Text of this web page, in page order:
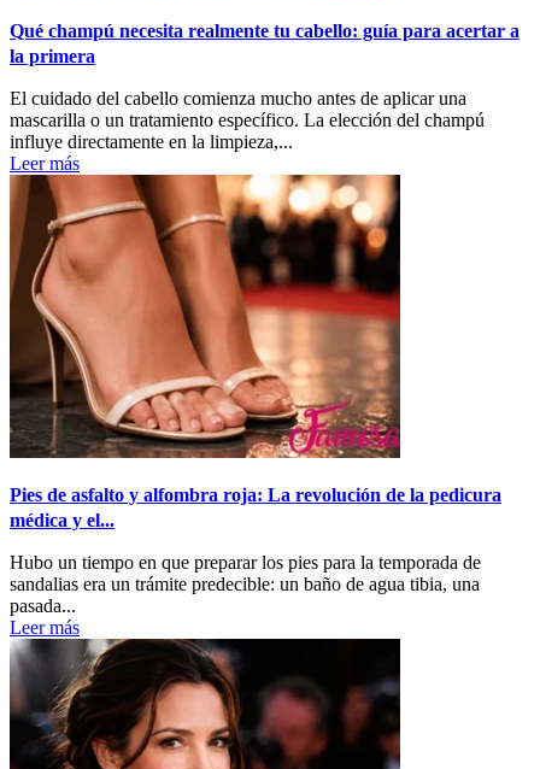
Qué champú necesita realmente tu cabello: guía para acertar a
la primera
El cuidado del cabello comienza mucho antes de aplicar una
mascarilla o un tratamiento específico. La elección del champú
influye directamente en la limpieza,...
Leer más
Pies de asfalto y alfombra roja: La revolución de la pedicura
médica y el...
Hubo un tiempo en que preparar los pies para la temporada de
sandalias era un trámite predecible: un baño de agua tibia, una
pasada...
Leer más